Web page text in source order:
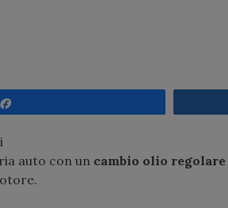
auto con un cambio olio regolare